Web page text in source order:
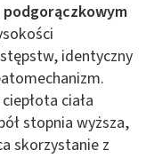
identyczny
ciała
stopnia wyższa,
skorzystanie z